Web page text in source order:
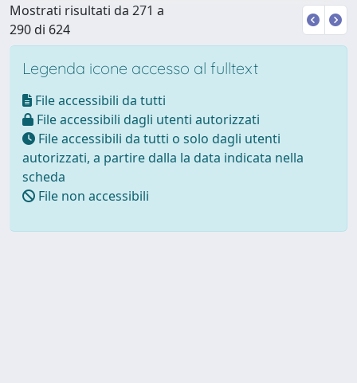
Mostrati risultati da 271 a
290 di 624
Legenda icone accesso al fulltext
File accessibili da tutti
File accessibili dagli utenti autorizzati
File accessibili da tutti o solo dagli utenti
autorizzati, a partire dalla la data indicata nella
scheda
File non accessibili